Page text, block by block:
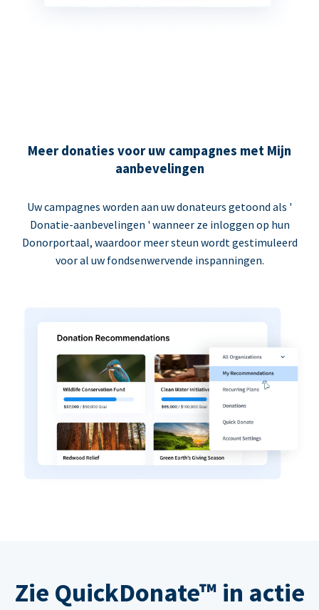
Meer donaties voor uw campagnes met Mijn
aanbevelingen
Uw campagnes worden aan uw donateurs getoond als '
Donatie-aanbevelingen ' wanneer ze inloggen op hun
Donorportaal, waardoor meer steun wordt gestimuleerd
voor al uw fondsenwervende inspanningen.
Zie QuickDonate™ in actie